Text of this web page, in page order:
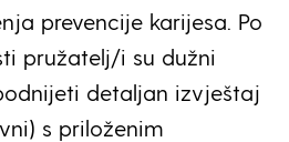
prevencije karijesa. Po
pružatelj/i su dužni
detaljan izvještaj
s priloženim